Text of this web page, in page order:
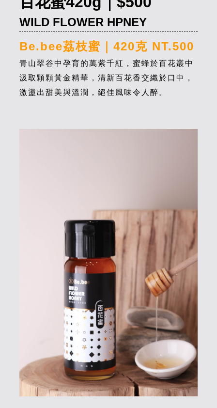
WILD FLOWER HPNEY
Be.bee荔枝蜜｜420克 NT.500
青山翠谷中孕育的萬紫千紅，蜜蜂於百花叢中
汲取顆顆黃金精華，清新百花香交織於口中，
激盪出甜美與溫潤，絕佳風味令人醉。